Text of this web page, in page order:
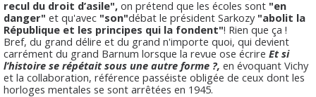
recul du droit d’asile", on prétend que les écoles sont "en
danger" et qu'avec "son"débat le président Sarkozy "abolit la
République et les principes qui la fondent"! Rien que ça !
Bref, du grand délire et du grand n'importe quoi, qui devient
carrément du grand Barnum lorsque la revue ose écrire Et si
l’histoire se répétait sous une autre forme ?, en évoquant Vichy
et la collaboration, référence passéiste obligée de ceux dont les
horloges mentales se sont arrêtées en 1945.